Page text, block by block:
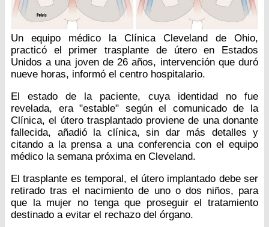
Un equipo médico la Clínica Cleveland de Ohio,
practicó el primer trasplante de útero en Estados
Unidos a una joven de 26 años, intervención que duró
nueve horas, informó el centro hospitalario.
El estado de la paciente, cuya identidad no fue
revelada, era "estable" según el comunicado de la
Clínica, el útero trasplantado proviene de una donante
fallecida, añadió la clínica, sin dar más detalles y
citando a la prensa a una conferencia con el equipo
médico la semana próxima en Cleveland.
El trasplante es temporal, el útero implantado debe ser
retirado tras el nacimiento de uno o dos niños, para
que la mujer no tenga que proseguir el tratamiento
destinado a evitar el rechazo del órgano.